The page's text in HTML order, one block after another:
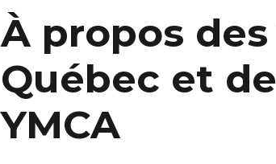
À propos des
Québec et
YMCA